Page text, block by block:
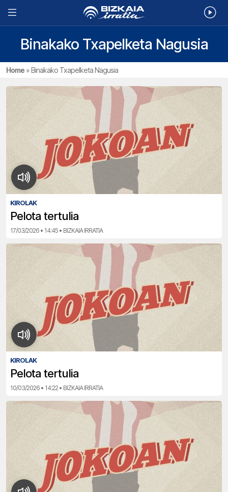
Binakako Txapelketa Nagusia
Home »Binakako Txapelketa Nagusia
KIROLAK
Pelota tertulia
17/03/2026 • 14:45 • BIZKAIA IRRATIA
KIROLAK
Pelota tertulia
10/03/2026 • 14:22 • BIZKAIA IRRATIA